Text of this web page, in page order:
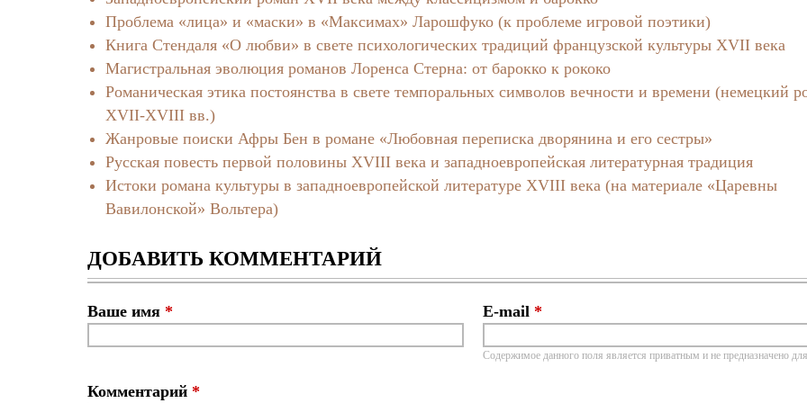
Проблема «лица» и «маски» в «Максимах» Ларошфуко (к проблеме игровой поэтики)
Книга Стендаля «О любви» в свете психологических традиций французской культуры XVII века
Магистральная эволюция романов Лоренса Стерна: от барокко к рококо
Романическая этика постоянства в свете темпоральных символов вечности и времени (немецкий
ХVII-ХVIII вв.)
Жанровые поиски Афры Бен в романе «Любовная переписка дворянина и его сестры»
Русская повесть первой половины XVIII века и западноевропейская литературная традиция
Истоки романа культуры в западноевропейской литературе XVIII века (на материале «Царевны
Вавилонской» Вольтера)
ДОБАВИТЬ КОММЕНТАРИЙ
Ваше имя * E-mail *
Содержимое данного поля является приватным и не предназначено
Комментарий *